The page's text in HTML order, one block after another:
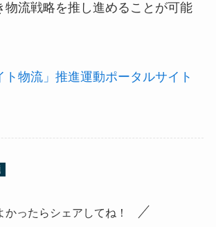
物流戦略を推し進めることが可能
ト物流」推進運動ポータルサイト
かったらシェアしてね！